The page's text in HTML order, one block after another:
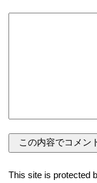
This site is protected